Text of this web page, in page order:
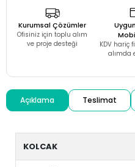
Kurumsal Çözümler
Ofisiniz için toplu alım
ve proje desteği
KDV hariç
alımda
Açıklama Teslimat
KOLCAK